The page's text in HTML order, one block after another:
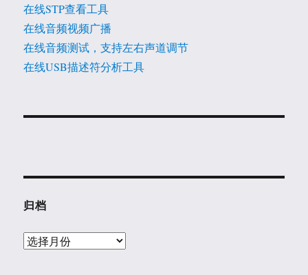
在线STP查看工具
在线音频视频广播
在线音频测试，支持左右声道调节
在线USB描述符分析工具
归档
归